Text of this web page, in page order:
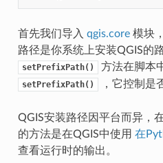
首先我们导入 qgis.core模块
路径是你系统上安装QGIS的
setPrefixPath() 方法在脚本
setPrefixPath() ，它控制是
QGIS安装路径因平台而异，
的方法是在QGIS中使用 在
查看运行时的输出。